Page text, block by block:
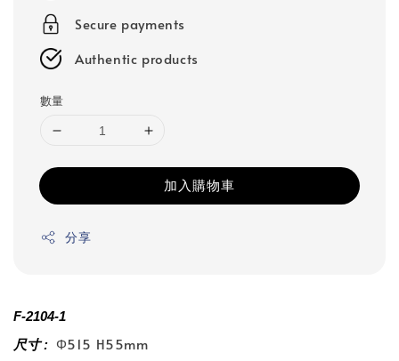
Secure payments
Authentic products
數量
加入購物車
分享
F-2104-1
尺寸 : Φ515 H55mm